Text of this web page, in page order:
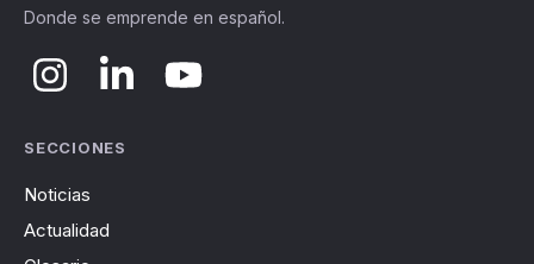
Donde se emprende en español.
SECCIONES
Noticias
Actualidad